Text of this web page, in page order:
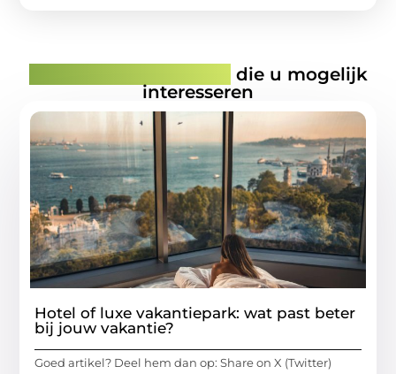
die u mogelijk
interesseren
Hotel of luxe vakantiepark: wat past beter
bij jouw vakantie?
Goed artikel? Deel hem dan op: Share on X (Twitter)